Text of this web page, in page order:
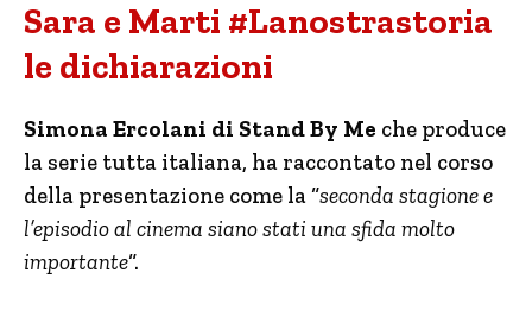
Sara e Marti #Lanostrastoria
le dichiarazioni
Simona Ercolani di Stand By Me che produce
la serie tutta italiana, ha raccontato nel corso
della presentazione come la “seconda stagione e
l’episodio al cinema siano stati una sfida molto
importante“.